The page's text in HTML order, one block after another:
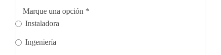
Marque una opción *
Instaladora
Ingeniería